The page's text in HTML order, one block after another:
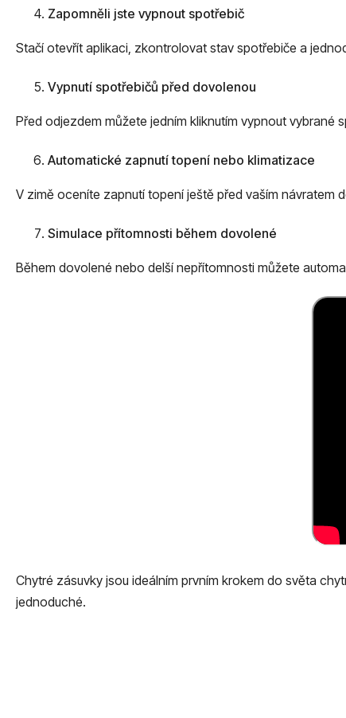
Zapomněli jste vypnout spotřebič
Stačí otevřít aplikaci, zkontrolovat stav spotřebiče a
Vypnutí spotřebičů před dovolenou
Před odjezdem můžete jedním kliknutím vypnout
Automatické zapnutí topení nebo klimatizace
V zimě oceníte zapnutí topení ještě před vaším návratem
Simulace přítomnosti během dovolené
Během dovolené nebo delší nepřítomnosti můžete
Chytré zásuvky jsou ideálním prvním krokem do světa
jednoduché.